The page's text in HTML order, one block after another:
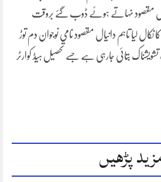
مقصود نہاتے ہوئے ڈوب گئے بروقت
نکال لیا تاہم دانیال مقصود نامی نوجوان دم توڑ
تشویشناک بتائی جارہی ہے جسے تحصیل ہیڈ کوارٹر
پڑھیں